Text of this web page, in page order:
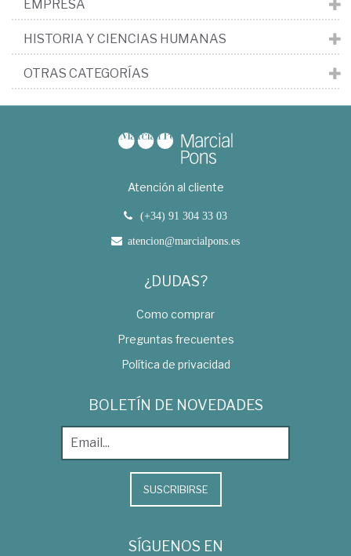
EMPRESA
HISTORIA Y CIENCIAS HUMANAS
OTRAS CATEGORÍAS
Atención al cliente
(+34) 91 304 33 03
atencion@marcialpons.es
¿DUDAS?
Como comprar
Preguntas frecuentes
Política de privacidad
BOLETÍN DE NOVEDADES
SUSCRIBIRSE
SÍGUENOS EN